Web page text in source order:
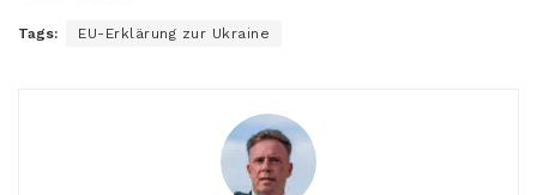
Tags: EU-Erklärung zur Ukraine